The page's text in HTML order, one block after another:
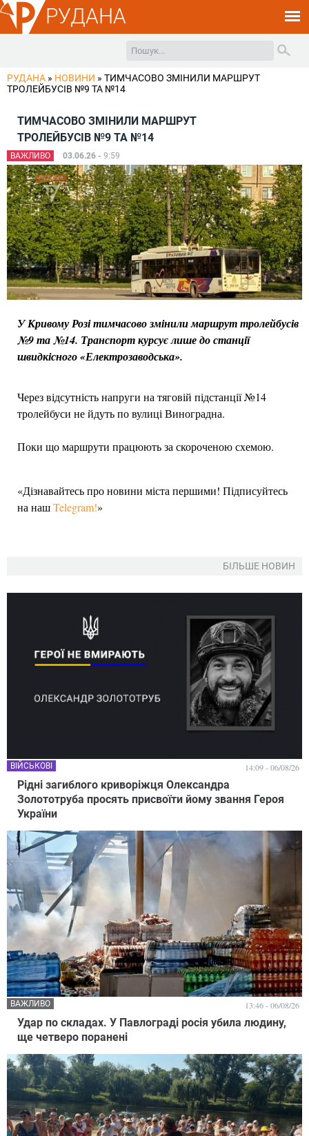
РУДАНА
РУДАНА » НОВИНИ » ТИМЧАСОВО ЗМІНИЛИ МАРШРУТ
ТРОЛЕЙБУСІВ №9 ТА №14
ТИМЧАСОВО ЗМІНИЛИ МАРШРУТ
ТРОЛЕЙБУСІВ №9 ТА №14
ВАЖЛИВО 03.06.26 - 9:59
У Кривому Розі тимчасово змінили маршрут тролейбусів
№9 та №14. Транспорт курсує лише до станції
швидкісного «Електрозаводська».
Через відсутність напруги на тяговій підстанції №14
тролейбуси не йдуть по вулиці Виноградна.
Поки що маршрути працюють за скороченою схемою.
«Дізнавайтесь про новини міста першими! Підписуйтесь
на нашTelegram!»
БІЛЬШЕ НОВИН
Рідні загиблого криворіжця Олександра
Золототруба просять присвоїти йому звання Героя
України
ВІЙСЬКОВІ 14:09 - 06/08/26
Удар по складах. У Павлограді росія убила людину,
ще четверо поранені
ВАЖЛИВО 13:46 - 06/08/26